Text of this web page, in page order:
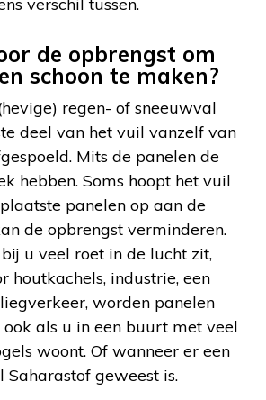
de opbrengst om
schoon te maken?
regen- of sneeuwval
deel van het vuil vanzelf van
Mits de panelen de
hebben. Soms hoopt het vuil
panelen op aan de
de opbrengst verminderen.
u veel roet in de lucht zit,
houtkachels, industrie, een
worden panelen
als u in een buurt met veel
woont. Of wanneer er een
Saharastof geweest is.